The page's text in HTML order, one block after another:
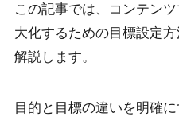
この記事では、コンテン
大化するための目標設定
解説します。
目的と目標の違いを明確に